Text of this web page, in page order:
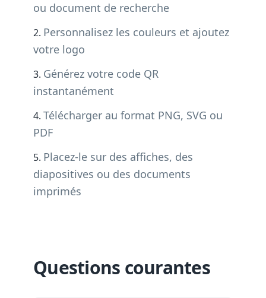
ou document de recherche
Personnalisez les couleurs et ajoutez
votre logo
Générez votre code QR
instantanément
Télécharger au format PNG, SVG ou
PDF
Placez-le sur des affiches, des
diapositives ou des documents
imprimés
Questions courantes